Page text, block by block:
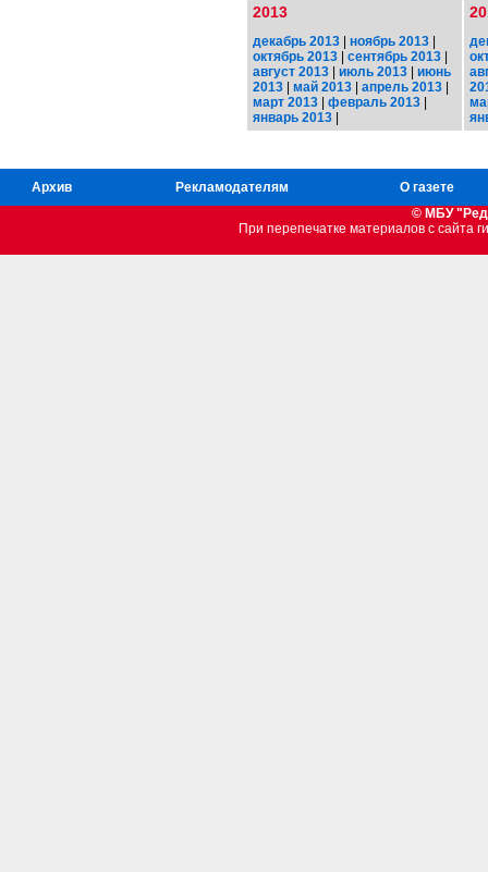
2013
декабрь 2013 | ноябрь 2013 |
октябрь 2013 | сентябрь 2013 |
август 2013 | июль 2013 | июнь
2013 | май 2013 | апрель 2013 |
март 2013 | февраль 2013 |
январь 2013 |
Архив Рекламодателям
О газете
© МБУ
При перепечатке материалов c сайта